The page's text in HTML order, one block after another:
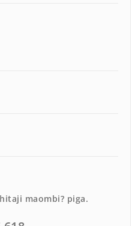
maombi? piga.